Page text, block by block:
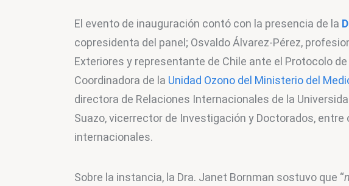
El evento de inauguración contó con la presencia de la
copresidenta del panel; Osvaldo Álvarez-Pérez,
Exteriores y representante de Chile ante el Protocolo
Coordinadora de la Unidad Ozono del Ministerio del
directora de Relaciones Internacionales de la
Suazo, vicerrector de Investigación y Doctorados,
internacionales.
Sobre la instancia, la Dra. Janet Bornman sostuvo que “